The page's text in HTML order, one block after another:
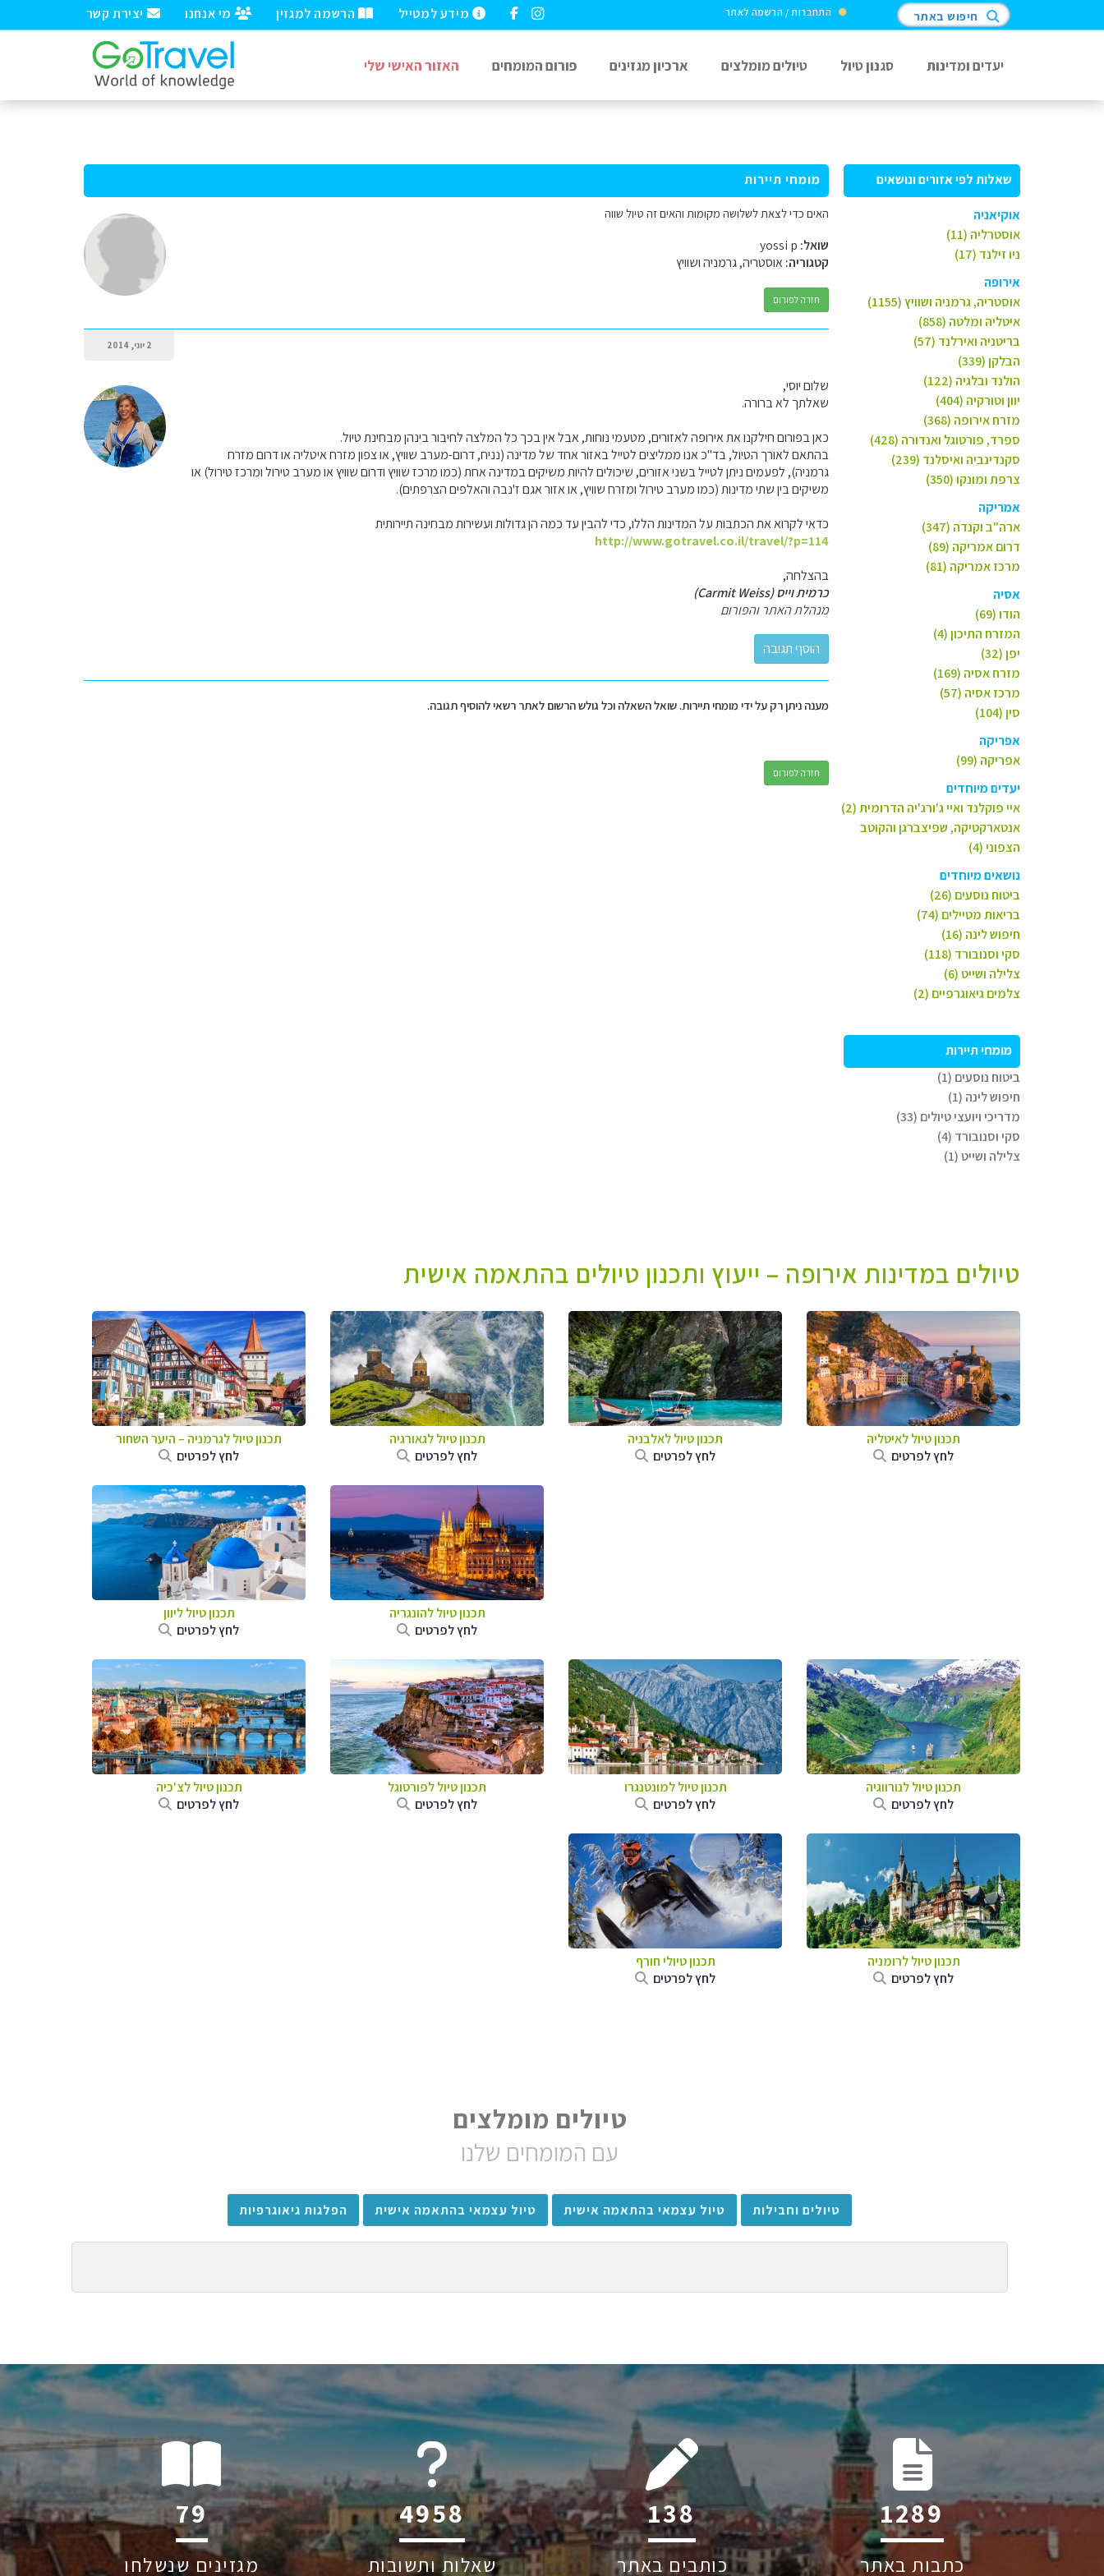
יצירת קשר מי אנחנו הרשמה למגזין מידע למטייל התחברות / הרשמה לאתר חיפוש באתר
יעדים ומדינות סגנון טיול טיולים מומלצים ארכיון מגזינים פורום המומחים האזור האישי שלי
שאלות לפי אזורים ונושאים
אוקיאניה
אוסטרליה (11)
ניו זילנד (17)
אירופה
אוסטריה, גרמניה ושוויץ (1155)
איטליה ומלטה (858)
בריטניה ואירלנד (57)
הבלקן (339)
הולנד ובלגיה (122)
יוון וטורקיה (404)
מזרח אירופה (368)
ספרד, פורטוגל ואנדורה (428)
סקנדינביה ואיסלנד (239)
צרפת ומונקו (350)
אמריקה
ארה"ב וקנדה (347)
דרום אמריקה (89)
מרכז אמריקה (81)
אסיה
הודו (69)
המזרח התיכון (4)
יפן (32)
מזרח אסיה (169)
מרכז אסיה (57)
סין (104)
אפריקה
אפריקה (99)
יעדים מיוחדים
איי פוקלנד ואיי ג'ורג'יה הדרומית (2)
אנטארקטיקה, שפיצברגן והקוטב
הצפוני (4)
נושאים מיוחדים
ביטוח נוסעים (26)
בריאות מטיילים (74)
חיפוש לינה (16)
סקי וסנובורד (118)
צלילה ושייט (6)
צלמים גיאוגרפיים (2)
מומחי תיירות
ביטוח נוסעים (1)
חיפוש לינה (1)
מדריכי ויועצי טיולים (33)
סקי וסנובורד (4)
צלילה ושייט (1)
מומחי תיירות
האים כדי לצאת לשלושה מקומות והאים זה טיול שווה
שואל:
קטגוריה:אוסטריה, גרמניה ושוויץ
חזרה לפורום
2 יוני, 2014
שלום יוסי,
שאלתך לא ברורה.
כאן בפורום חילקנו את אירופה לאזורים, מטעמי נוחות, אבל אין בכך כל המלצה לחיבור בינהן מבחינת טיול.
בהתאם לאורך הטיול, בד"כ אנו ממליצים לטייל באזור אחד של מדינה (נניח, דרום-מערב שוויץ, או צפון מזרח איטליה או דרום מזרח
גרמניה), לפעמים ניתן לטייל בשני אזורים, שיכולים להיות משיקים במדינה אחת (כמו מרכז שוויץ ודרום שוויץ או מערב טירול ומרכז טירול) או
משיקים בין שתי מדינות (כמו מערב טירול ומזרח שוויץ, או אזור אגם ז'נבה והאלפים הצרפתים).
כדאי לקרוא את הכתבות על המדינות הללו, כדי להבין עד כמה הן גדולות ועשירות מבחינה תיירותית
http://www.gotravel.co.il/travel/?p=114
בהצלחה,
כרמית וייס (Carmit Weiss)
מנהלת האתר והפורום
מענה ניתן רק על ידי מומחי תיירות. שואל השאלה וכל גולש הרשום לאתר רשאי להוסיף תגובה.
חזרה לפורום
טיולים במדינות אירופה – ייעוץ ותכנון טיולים בהתאמה אישית
תכנון טיול לאיטליה
לחץ לפרטים
תכנון טיול לאלבניה
לחץ לפרטים
תכנון טיול לגאורגיה
לחץ לפרטים
תכנון טיול לגרמניה – היער השחור
לחץ לפרטים
תכנון טיול להונגריה
לחץ לפרטים
תכנון טיול ליוון
לחץ לפרטים
תכנון טיול לנורווגיה
לחץ לפרטים
תכנון טיול למונטנגרו
לחץ לפרטים
תכנון טיול לפורטוגל
לחץ לפרטים
תכנון טיול לצ'כיה
לחץ לפרטים
תכנון טיול לרומניה
לחץ לפרטים
תכנון טיולי חורף
לחץ לפרטים
טיולים מומלצים
עם המומחים שלנו
טיולים וחבילות טיול עצמאי בהתאמה אישית טיול עצמאי בהתאמה אישית הפלגות גיאוגרפיות
114
מגזינים שנשלחו
6045
שאלות ותשובות
199
כותבים באתר
1852
כתבות באתר